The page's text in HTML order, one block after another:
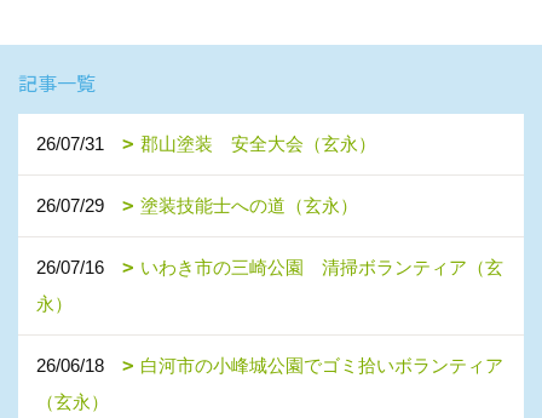
記事一覧
26/07/31 郡山塗装 安全大会（玄永）
26/07/29 塗装技能士への道（玄永）
26/07/16
いわき市の三崎公園 清掃ボランティア（玄
永）
26/06/18
白河市の小峰城公園でゴミ拾いボランティア
（玄永）